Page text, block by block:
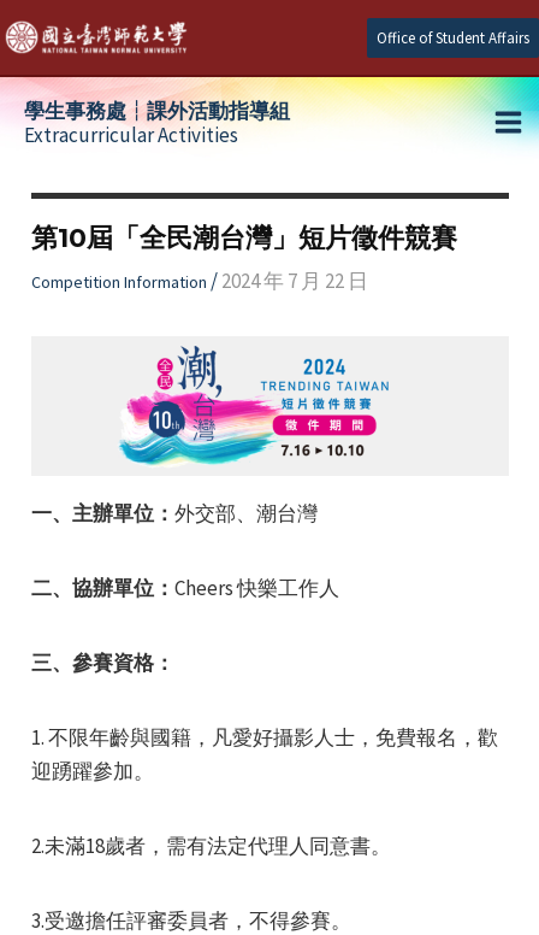
Skip
to
content
Office of Student Affairs
學生事務處┆課外活動指導組
Extracurricular Activities
第10屆「全民潮台灣」短片徵件競賽
Competition Information /2024 年 7 月 22 日
一、主辦單位： 外交部、潮台灣
二、協辦單位： Cheers 快樂工作人
三、參賽資格：
1. 不限年齡與國籍，凡愛好攝影人士，免費報名，歡
迎踴躍參加。
2.未滿18歲者，需有法定代理人同意書。
3.受邀擔任評審委員者，不得參賽。